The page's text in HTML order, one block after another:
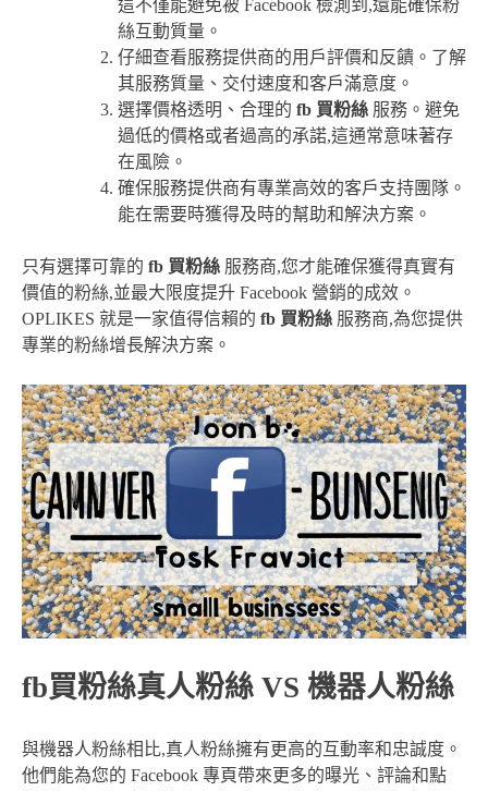
這不僅能避免被 Facebook 檢測到,還能確保粉
絲互動質量。
仔細查看服務提供商的用戶評價和反饋。了解
其服務質量、交付速度和客戶滿意度。
選擇價格透明、合理的 fb 買粉絲 服務。避免
過低的價格或者過高的承諾,這通常意味著存
在風險。
確保服務提供商有專業高效的客戶支持團隊。
能在需要時獲得及時的幫助和解決方案。
只有選擇可靠的 fb 買粉絲 服務商,您才能確保獲得真實有
價值的粉絲,並最大限度提升 Facebook 營銷的成效。
OPLIKES 就是一家值得信賴的 fb 買粉絲 服務商,為您提供
專業的粉絲增長解決方案。
fb買粉絲真人粉絲 VS 機器人粉絲
與機器人粉絲相比,真人粉絲擁有更高的互動率和忠誠度。
他們能為您的 Facebook 專頁帶來更多的曝光、評論和點